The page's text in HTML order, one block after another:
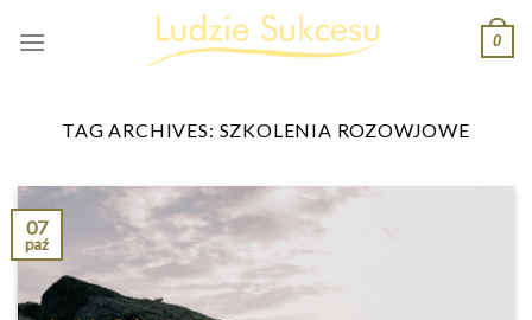
0
TAG ARCHIVES: SZKOLENIA ROZOWJOWE
07
paź